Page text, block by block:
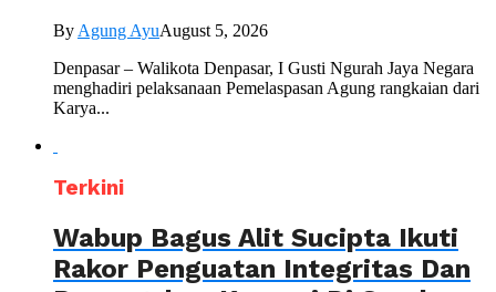
By Agung AyuAugust 5, 2026
Denpasar – Walikota Denpasar, I Gusti Ngurah Jaya Negara
menghadiri pelaksanaan Pemelaspasan Agung rangkaian dari
Karya...
Terkini
Wabup Bagus Alit Sucipta Ikuti
Rakor Penguatan Integritas Dan